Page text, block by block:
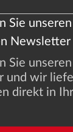
Sie unseren
Newsletter
Sie unseren
und wir
direkt in